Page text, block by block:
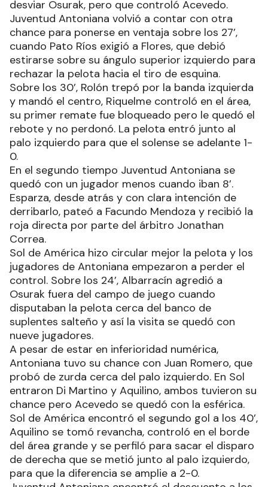
desviar Osurak, pero que controló Acevedo.
Juventud Antoniana volvió a contar con otra
chance para ponerse en ventaja sobre los 27’,
cuando Pato Ríos exigió a Flores, que debió
estirarse sobre su ángulo superior izquierdo para
rechazar la pelota hacia el tiro de esquina.
Sobre los 30’, Rolón trepó por la banda izquierda
y mandó el centro, Riquelme controló en el área,
su primer remate fue bloqueado pero le quedó el
rebote y no perdonó. La pelota entró junto al
palo izquierdo para que el solense se adelante 1-
0.
En el segundo tiempo Juventud Antoniana se
quedó con un jugador menos cuando iban 8’.
Esparza, desde atrás y con clara intención de
derribarlo, pateó a Facundo Mendoza y recibió la
roja directa por parte del árbitro Jonathan
Correa.
Sol de América hizo circular mejor la pelota y los
jugadores de Antoniana empezaron a perder el
control. Sobre los 24’, Albarracín agredió a
Osurak fuera del campo de juego cuando
disputaban la pelota cerca del banco de
suplentes salteño y así la visita se quedó con
nueve jugadores.
A pesar de estar en inferioridad numérica,
Antoniana tuvo su chance con Juan Romero, que
probó de zurda cerca del palo izquierdo. En Sol
entraron Di Martino y Aquilino, ambos tuvieron su
chance pero Acevedo se quedó con la esférica.
Sol de América encontró el segundo gol a los 40’,
Aquilino se tomó revancha, controló en el borde
del área grande y se perfiló para sacar el disparo
de derecha que se metió junto al palo izquierdo,
para que la diferencia se amplie a 2-0.